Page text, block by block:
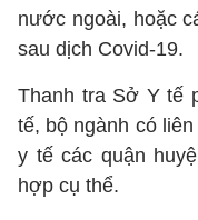
nước ngoài, hoặc
sau dịch Covid-19.
Thanh tra Sở Y tế
tế, bộ ngành có
y tế các quận
hợp cụ thể.